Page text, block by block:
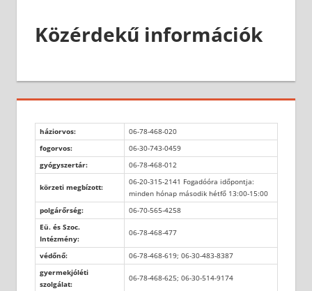
Közérdekű információk
háziorvos:
06-78-468-020
fogorvos:
06-30-743-0459
gyógyszertár:
06-78-468-012
körzeti megbízott:
06-20-315-2141 Fogadóóra időpontja:
minden hónap második hétfő 13:00-15:00
polgárőrség:
06-70-565-4258
Eü. és Szoc.
Intézmény:
06-78-468-477
védőnő:
06-78-468-619; 06-30-483-8387
gyermekjóléti
szolgálat:
06-78-468-625; 06-30-514-9174